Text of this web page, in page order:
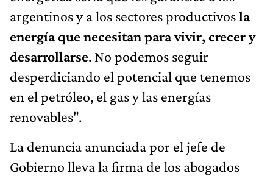
argentinos y a los sectores productivosla
energía que necesitan para vivir, crecer y
desarrollarse. No podemos seguir
desperdiciando el potencial que tenemos
en el petróleo, el gas y las energías
renovables".
La denuncia anunciada por el jefe de
Gobierno lleva la firma de los abogados